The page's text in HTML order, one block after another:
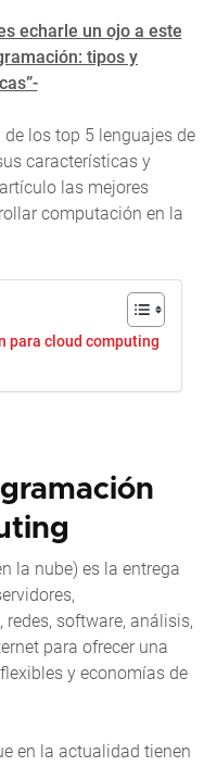
echarle un ojo a este
tipos y
los top 5 lenguajes de
características y
las mejores
computación en la
para cloud computing
la nube) es la entrega
software, análisis,
para ofrecer una
y economías de
en la actualidad tienen